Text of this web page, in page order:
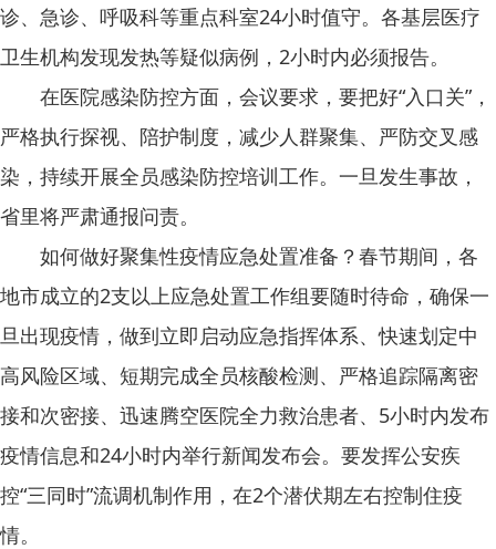
诊、急诊、呼吸科等重点科室24小时值守。各基层医疗
卫生机构发现发热等疑似病例，2小时内必须报告。
在医院感染防控方面，会议要求，要把好“入口关”，
严格执行探视、陪护制度，减少人群聚集、严防交叉感
染，持续开展全员感染防控培训工作。一旦发生事故，
省里将严肃通报问责。
如何做好聚集性疫情应急处置准备？春节期间，各
地市成立的2支以上应急处置工作组要随时待命，确保一
旦出现疫情，做到立即启动应急指挥体系、快速划定中
高风险区域、短期完成全员核酸检测、严格追踪隔离密
接和次密接、迅速腾空医院全力救治患者、5小时内发布
疫情信息和24小时内举行新闻发布会。要发挥公安疾
控“三同时”流调机制作用，在2个潜伏期左右控制住疫
情。